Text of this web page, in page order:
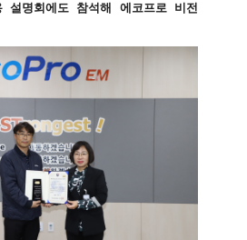
설명회에도 참석해 에코프로 비전